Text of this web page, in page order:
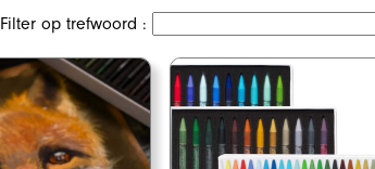
Filter op trefwoord :